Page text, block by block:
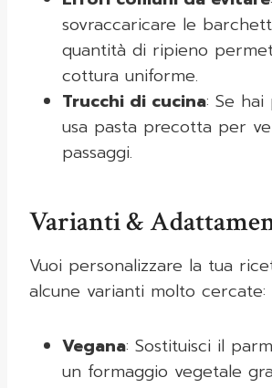
sovraccaricare le
quantità di ripieno
cottura uniforme.
Trucchi di cucina: Se
usa pasta precotta per
passaggi.
Varianti &
Vuoi personalizzare la tua
alcune varianti molto cercate:
Vegana: Sostituisci il
un formaggio vegetale